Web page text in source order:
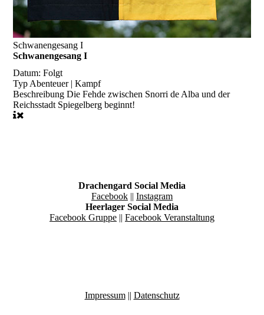
Schwanengesang I
Schwanengesang I
Datum:Folgt
Typ Abenteuer | Kampf
BeschreibungDie Fehde zwischen Snorri de Alba und der
Reichsstadt Spiegelberg beginnt!
Drachengard Social Media
Facebook || Instagram
Heerlager Social Media
Facebook Gruppe || Facebook Veranstaltung
Impressum|| Datenschutz